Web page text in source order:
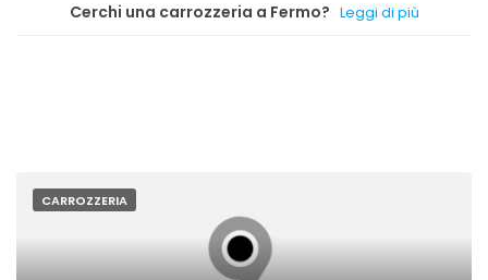
Cerchi una carrozzeria a Fermo? Leggi di più
CARROZZERIA